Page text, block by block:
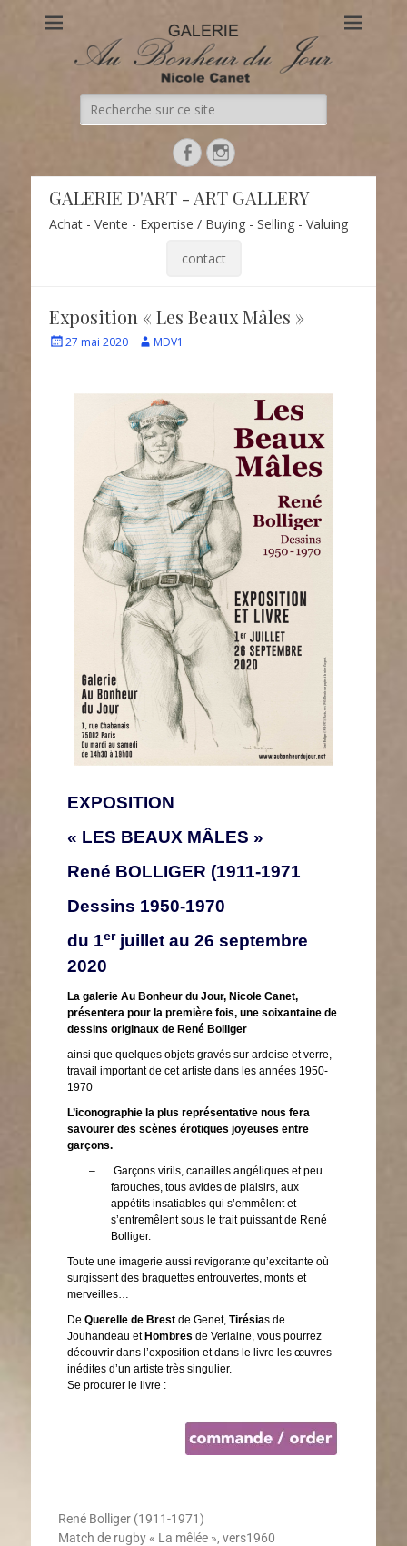
Au Bonheur du Jour
Le site officiel de la Galerie d'Art Au Bonheur du Jour – Nicole
Canet à Paris
GALERIE D'ART - ART GALLERY
Achat - Vente - Expertise / Buying - Selling - Valuing
contact
Exposition « Les Beaux Mâles »
27 mai 2020 MDV1
EXPOSITION
« LES BEAUX MÂLES »
René BOLLIGER (1911-1971
Dessins 1950-1970
du 1erjuillet au 26 septembre
2020
La galerie Au Bonheur du Jour, Nicole Canet,
présentera pour la première fois, une soixantaine de
dessins originaux de René Bolliger
ainsi que quelques objets gravés sur ardoise et verre,
travail important de cet artiste dans les années 1950-
1970
L’iconographie la plus représentative nous fera
savourer des scènes érotiques joyeuses entre
garçons.
–
Garçons virils, canailles angéliques et peu
farouches, tous avides de plaisirs, aux
appétits insatiables qui s’emmêlent et
s’entremêlent sous le trait puissant de René
Bolliger.
Toute une imagerie aussi revigorante qu’excitante où
surgissent des braguettes entrouvertes, monts et
merveilles…
De Querelle de Brest de Genet, Tirésias de
Jouhandeau et Hombres de Verlaine, vous pourrez
découvrir dans l’exposition et dans le livre les œuvres
inédites d’un artiste très singulier.
Se procurer le livre :
René Bolliger (1911-1971)
Match de rugby « La mêlée », vers1960